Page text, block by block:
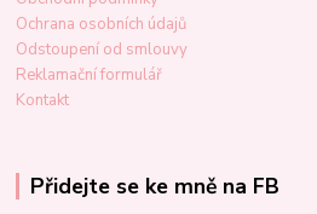
Ochrana osobních údajů
Odstoupení od smlouvy
Reklamační formulář
Kontakt
Přidejte se ke mně na FB